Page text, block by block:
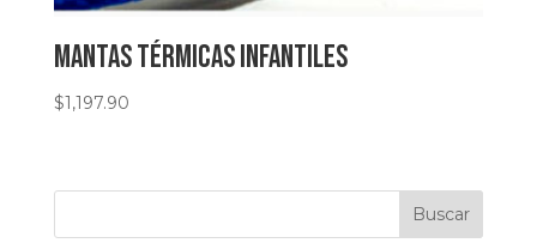
Mantas Térmicas infantiles
$1,197.90